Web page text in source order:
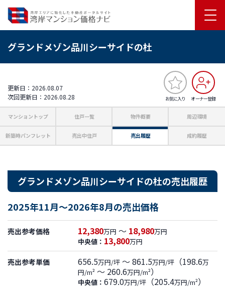
グランドメゾン品川シーサイドの杜
お気に入り オーナー登録
更新日：2026.08.07
次回更新日：2026.08.28
マンショントップ 住戸一覧 物件概要 周辺環境
新築時パンフレット 売出中住戸 売出履歴 成約履歴
グランドメゾン品川シーサイドの杜の売出履歴
2025年11月～2026年8月の売出価格
売出参考価格 12,380万円 ～ 18,980万円
中央値： 13,800万円
売出参考単価 656.5万円/坪 ～ 861.5万円/坪 （198.6万
円/m² ～ 260.6万円/m²）
中央値： 679.0万円/坪 （205.4万円/m²）